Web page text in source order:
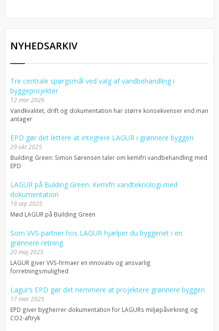
NYHEDSARKIV
Tre centrale spørgsmål ved valg af vandbehandling i
byggeprojekter
12 mar 2026
Vandkvalitet, drift og dokumentation har større konsekvenser end man
antager
EPD gør det lettere at integrere LAGUR i grønnere byggeri
29 okt 2025
Building Green: Simon Sørensen taler om kemifri vandbehandling med
EPD
LAGUR på Bulding Green: Kemifri vandteknologi med
dokumentation
18 sep 2025
Mød LAGUR på Building Green
Som VVS-partner hos LAGUR hjælper du byggeriet i en
grønnere retning
20 maj 2025
LAGUR giver VVS-firmaer en innovativ og ansvarlig
forretningsmulighed
Lagur’s EPD gør det nemmere at projektere grønnere byggeri
17 mar 2025
EPD giver bygherrer dokumentation for LAGURs miljøpåvirkning og
CO2-aftryk